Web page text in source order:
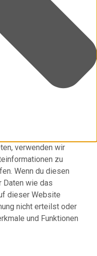
verwenden wir
zu
Wenn du diesen
Daten wie das
dieser Website
nicht erteilst oder
und Funktionen